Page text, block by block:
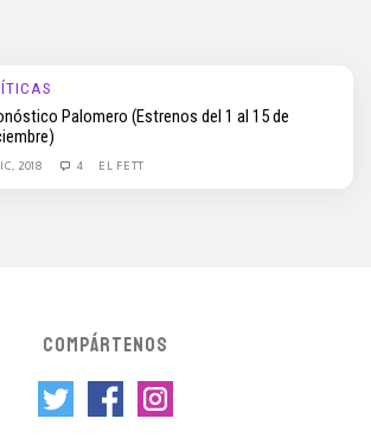
Palomero (Estrenos del 1 al 15 de
2018 4 EL FETT
COMPÁRTENOS